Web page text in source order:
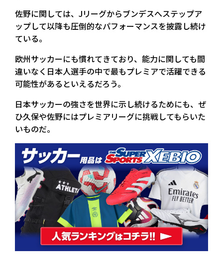
佐野に関しては、Jリーグからブンデスへステップア
ップして以降も圧倒的なパフォーマンスを披露し続け
ている。
欧州サッカーにも慣れてきており、能力に関しても間
違いなく日本人選手の中で最もプレミアで活躍できる
可能性があるといえるだろう。
日本サッカーの強さを世界に示し続けるためにも、ぜ
ひ久保や佐野にはプレミアリーグに挑戦してもらいた
いものだ。